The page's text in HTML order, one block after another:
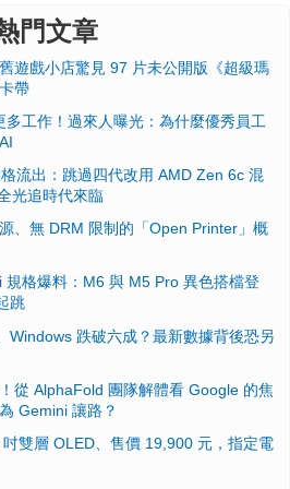
門文章
遊戲小店驚見 97 片未公開版《超級瑪
帶
多工作！過來人曝光：為什麼優秀員工
流出：跳過四代改用 AMD Zen 6c 混
光追時代來臨
、無 DRM 限制的「Open Printer」概
格爆料：M6 與 M5 Pro 異色搭檔登
跳
Windows 跌破六成？最新數據背後恐另
從 AlphaFold 團隊解體看 Google 的焦
Gemini 讓路？
雙層 OLED、售價 19,900 元，指定電